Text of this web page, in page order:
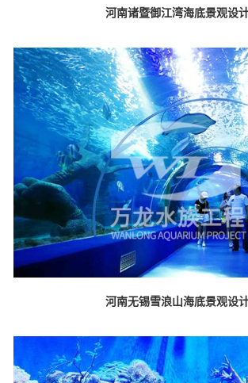
河南诸暨御江湾海底景观设
河南无锡雪浪山海底景观设